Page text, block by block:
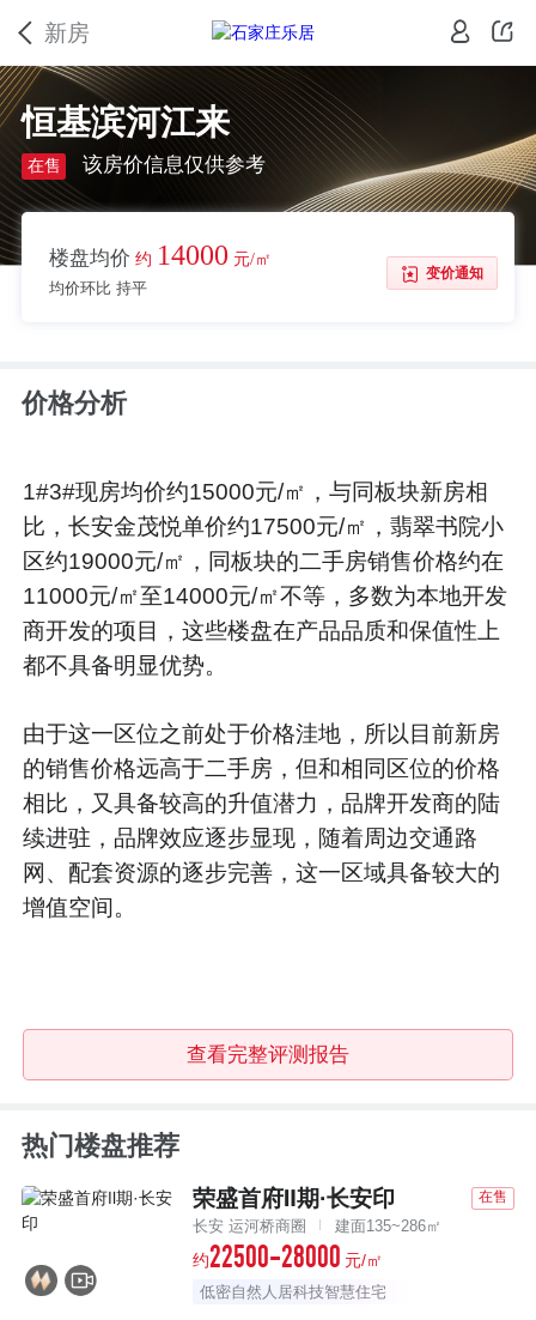
新房
恒基滨河江来
在售 该房价信息仅供参考
楼盘均价 约 14000 元/㎡
均价环比 持平
变价通知
价格分析
1#3#现房均价约15000元/㎡，与同板块新房相
比，长安金茂悦单价约17500元/㎡，翡翠书院小
区约19000元/㎡，同板块的二手房销售价格约在
11000元/㎡至14000元/㎡不等，多数为本地开发
商开发的项目，这些楼盘在产品品质和保值性上
都不具备明显优势。
由于这一区位之前处于价格洼地，所以目前新房
的销售价格远高于二手房，但和相同区位的价格
相比，又具备较高的升值潜力，品牌开发商的陆
续进驻，品牌效应逐步显现，随着周边交通路
网、配套资源的逐步完善，这一区域具备较大的
增值空间。
查看完整评测报告
热门楼盘推荐
荣盛首府Ⅱ期·长安印 在售
长安 运河桥商圈 建面135~286㎡
约22500-28000 元/㎡
低密自然人居科技智慧住宅